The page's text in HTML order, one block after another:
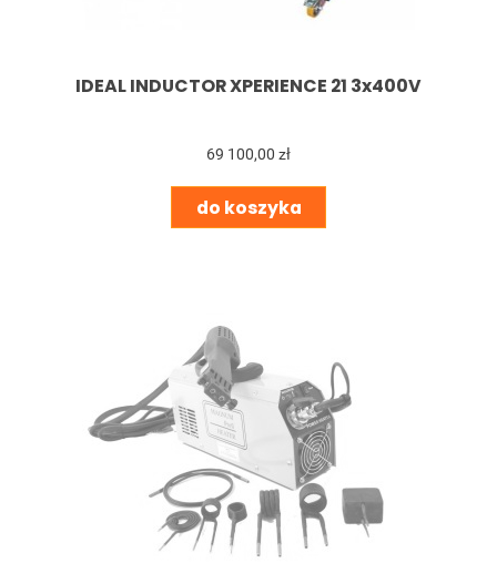
IDEAL INDUCTOR XPERIENCE 21 3x400V
69 100,00 zł
do koszyka